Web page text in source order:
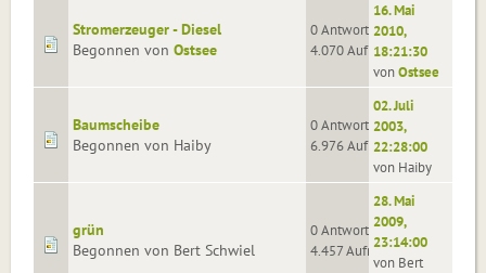
Stromerzeuger - Diesel
Begonnen von Ostsee
0 Antworten
4.070 Aufrufe
16. Mai
2010,
18:21:30
vonOstsee
Baumscheibe
Begonnen von Haiby
0 Antworten
6.976 Aufrufe
02. Juli
2003,
22:28:00
von Haiby
grün
Begonnen von Bert Schwiel
0 Antworten
4.457 Aufrufe
28. Mai
2009,
23:14:00
von Bert